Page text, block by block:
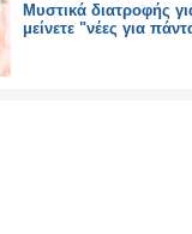
Μυστικά διατροφής
μείνετε "νέες για